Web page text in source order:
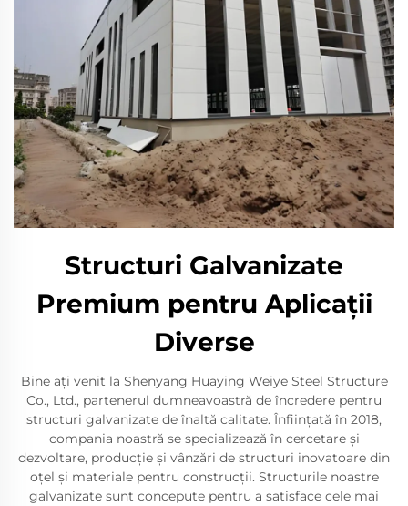
Structuri Galvanizate
Premium pentru Aplicații
Diverse
Bine ați venit la Shenyang Huaying Weiye Steel Structure
Co., Ltd., partenerul dumneavoastră de încredere pentru
structuri galvanizate de înaltă calitate. Înființată în 2018,
compania noastră se specializează în cercetare și
dezvoltare, producție și vânzări de structuri inovatoare din
oțel și materiale pentru construcții. Structurile noastre
galvanizate sunt concepute pentru a satisface cele mai